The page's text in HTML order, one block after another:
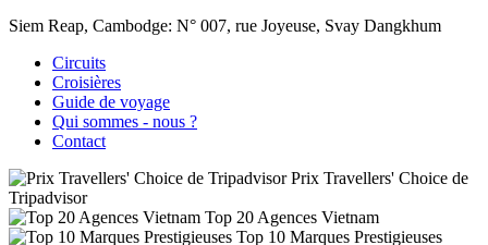
Siem Reap, Cambodge: N° 007, rue Joyeuse, Svay Dangkhum
Circuits
Croisières
Guide de voyage
Qui sommes - nous ?
Contact
Prix Travellers' Choice de
Tripadvisor
Top 20 Agences Vietnam
Top 10 Marques Prestigieuses